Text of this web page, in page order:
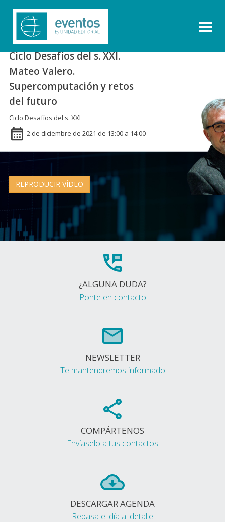
Ciclo Desafíos del s. XXI.
Mateo Valero.
Supercomputación y retos
del futuro
Ciclo Desafíos del s. XXI
2 de diciembre de 2021 de 13:00 a 14:00
REPRODUCIR VÍDEO
¿ALGUNA DUDA?
Ponte en contacto
NEWSLETTER
Te mantendremos informado
COMPÁRTENOS
Envíaselo a tus contactos
DESCARGAR AGENDA
Repasa el día al detalle